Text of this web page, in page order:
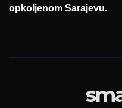
opkoljenom Sarajevu.